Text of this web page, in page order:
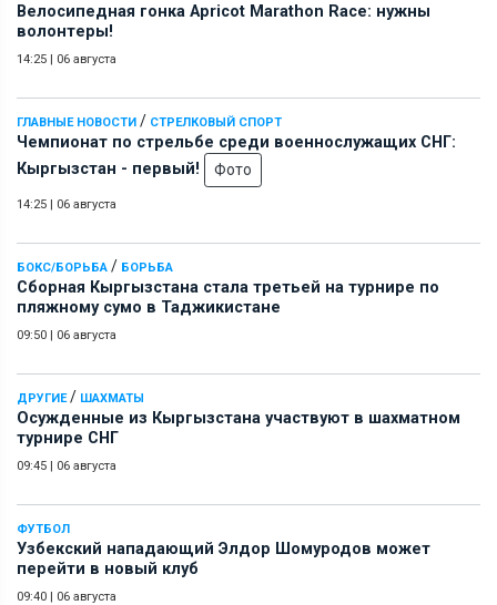
Велосипедная гонка Apricot Marathon Race: нужны
волонтеры!
14:25 | 06 августа
ГЛАВНЫЕ НОВОСТИ / СТРЕЛКОВЫЙ СПОРТ
Чемпионат по стрельбе среди военнослужащих СНГ:
Кыргызстан - первый!
Фото
14:25 | 06 августа
БОКС/БОРЬБА / БОРЬБА
Сборная Кыргызстана стала третьей на турнире по
пляжному сумо в Таджикистане
09:50 | 06 августа
ДРУГИЕ/ ШАХМАТЫ
Осужденные из Кыргызстана участвуют в шахматном
турнире СНГ
09:45 | 06 августа
ФУТБОЛ
Узбекский нападающий Элдор Шомуродов может
перейти в новый клуб
09:40 | 06 августа